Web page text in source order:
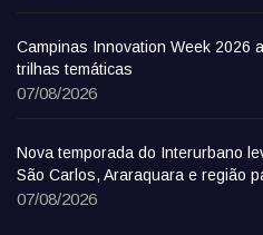
Campinas Innovation Week 2026
trilhas temáticas
07/08/2026
Nova temporada do Interurbano
São Carlos, Araraquara e região
07/08/2026